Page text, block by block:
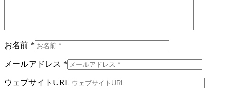
お名前 *
メールアドレス *
ウェブサイトURL